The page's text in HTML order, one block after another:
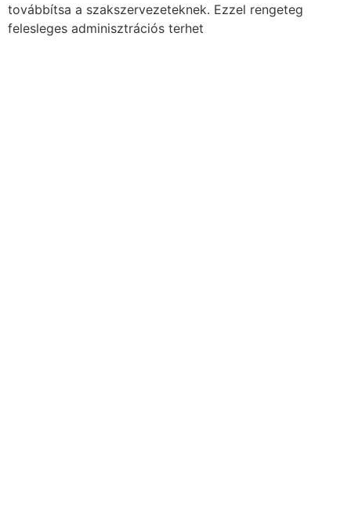
továbbítsa a szakszervezeteknek. Ezzel rengeteg
felesleges adminisztrációs terhet